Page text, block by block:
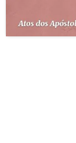
QUEM SOMOS